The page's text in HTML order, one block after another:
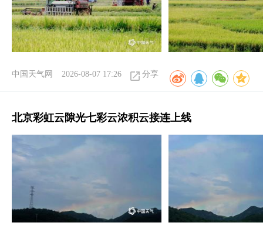
中国天气网 2026-08-07 17:26 分享
北京彩虹云隙光七彩云浓积云接连上线